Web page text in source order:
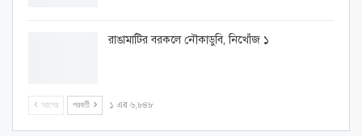
রাঙামাটির বরকলে নৌকাডুবি, নিখোঁজ ১
আগের পরবর্তী ১ এর ৬,৮৪৮